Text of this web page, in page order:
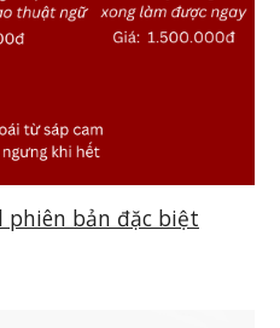
phiên bản đặc biệt